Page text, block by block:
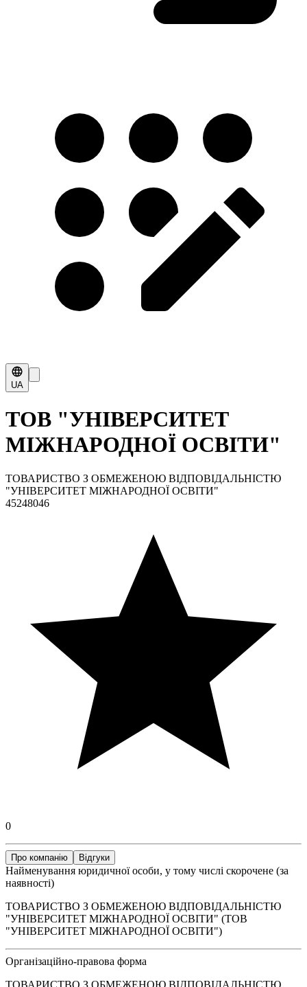
UA
ТОВ "УНІВЕРСИТЕТ
МІЖНАРОДНОЇ ОСВІТИ"
ТОВАРИСТВО З ОБМЕЖЕНОЮ ВІДПОВІДАЛЬНІСТЮ
"УНІВЕРСИТЕТ МІЖНАРОДНОЇ ОСВІТИ"
45248046
0
Про компанію Відгуки
Найменування юридичної особи, у тому числі скорочене (за
наявності)
ТОВАРИСТВО З ОБМЕЖЕНОЮ ВІДПОВІДАЛЬНІСТЮ
"УНІВЕРСИТЕТ МІЖНАРОДНОЇ ОСВІТИ" (ТОВ
"УНІВЕРСИТЕТ МІЖНАРОДНОЇ ОСВІТИ")
Організаційно-правова форма
ТОВАРИСТВО З ОБМЕЖЕНОЮ ВІДПОВІДАЛЬНІСТЮ